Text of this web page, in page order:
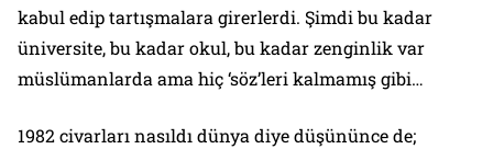
kabul edip tartışmalara girerlerdi. Şimdi bu kadar
üniversite, bu kadar okul, bu kadar zenginlik var
müslümanlarda ama hiç ‘söz’leri kalmamış gibi…
1982 civarları nasıldı dünya diye düşününce de;